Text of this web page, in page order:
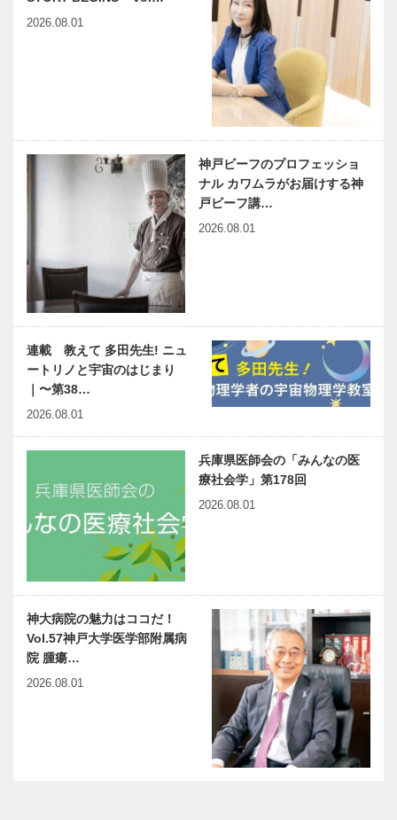
2026.08.01
神戸ビーフのプロフェッショ
ナル カワムラがお届けする神
戸ビーフ講…
2026.08.01
連載 教えて 多田先生! ニュ
ートリノと宇宙のはじまり
｜〜第38…
2026.08.01
兵庫県医師会の「みんなの医
療社会学」第178回
2026.08.01
神大病院の魅力はココだ！
Vol.57神戸大学医学部附属病
院 腫瘍…
2026.08.01